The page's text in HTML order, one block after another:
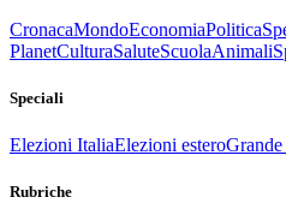
CronacaMondoEconomiaPolitica
PlanetCulturaSaluteScuolaAnimali
Speciali
Elezioni ItaliaElezioni estero
Rubriche